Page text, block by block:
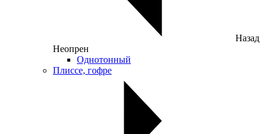
Назад
Неопрен
Однотонный
Плиссе, гофре